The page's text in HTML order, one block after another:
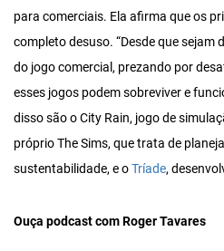
para comerciais. Ela afirma que os
completo desuso. “Desde que sejam
do jogo comercial, prezando por
esses jogos podem sobreviver e
disso são o City Rain, jogo de
próprio The Sims, que trata de
sustentabilidade, e oTríade,
Ouça podcast com Roger Tavares